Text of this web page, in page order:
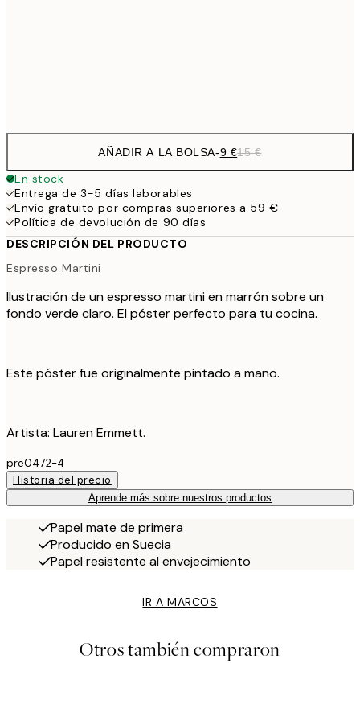
AÑADIR A LA BOLSA-9 €15 €
En stock
Entrega de 3-5 días laborables
Envío gratuito por compras superiores a 59 €
Política de devolución de 90 días
DESCRIPCIÓN DEL PRODUCTO
Espresso Martini
Ilustración de un espresso martini en marrón sobre un
fondo verde claro. El póster perfecto para tu cocina.
Este póster fue originalmente pintado a mano.
Artista: Lauren Emmett.
pre0472-4
Historia del precio
Aprende más sobre nuestros productos
Papel mate de primera
Producido en Suecia
Papel resistente al envejecimiento
IR A MARCOS
Otros también compraron